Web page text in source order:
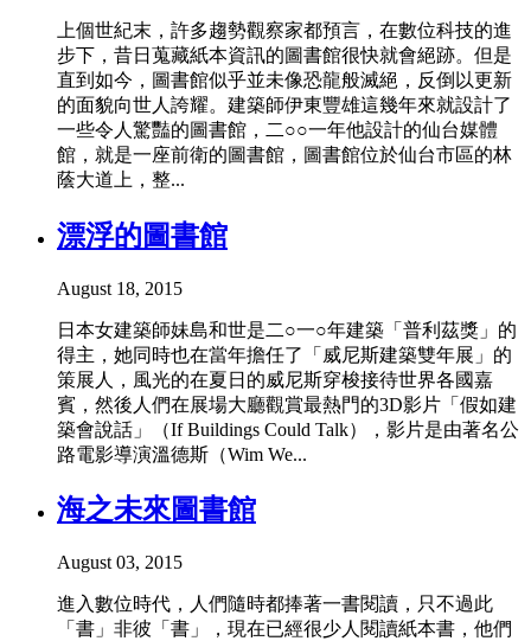
上個世紀末，許多趨勢觀察家都預言，在數位科技的進
步下，昔日蒐藏紙本資訊的圖書館很快就會絕跡。但是
直到如今，圖書館似乎並未像恐龍般滅絕，反倒以更新
的面貌向世人誇耀。建築師伊東豐雄這幾年來就設計了
一些令人驚豔的圖書館，二○○一年他設計的仙台媒體
館，就是一座前衛的圖書館，圖書館位於仙台市區的林
蔭大道上，整...
漂浮的圖書館
August 18, 2015
日本女建築師妹島和世是二○一○年建築「普利茲獎」的
得主，她同時也在當年擔任了「威尼斯建築雙年展」的
策展人，風光的在夏日的威尼斯穿梭接待世界各國嘉
賓，然後人們在展場大廳觀賞最熱門的3D影片「假如建
築會說話」（If Buildings Could Talk），影片是由著名公
路電影導演溫德斯（Wim We...
海之未來圖書館
August 03, 2015
進入數位時代，人們隨時都捧著一書閱讀，只不過此
「書」非彼「書」，現在已經很少人閱讀紙本書，他們